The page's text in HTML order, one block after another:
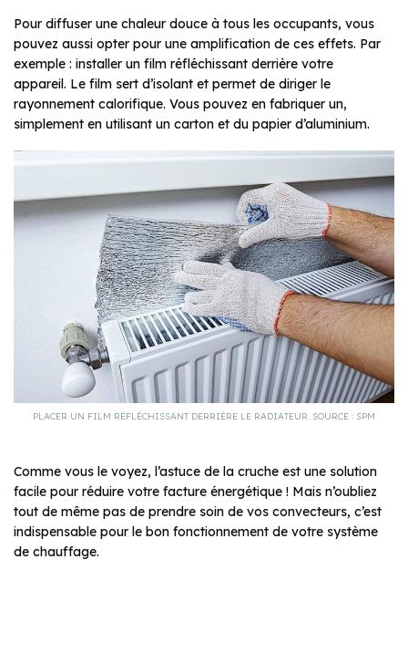
Pour diffuser une chaleur douce à tous les occupants, vous
pouvez aussi opter pour une amplification de ces effets. Par
exemple : installer un film réfléchissant derrière votre
appareil. Le film sert d’isolant et permet de diriger le
rayonnement calorifique. Vous pouvez en fabriquer un,
simplement en utilisant un carton et du papier d’aluminium.
PLACER UN FILM RÉFLÉCHISSANT DERRIÈRE LE RADIATEUR. SOURCE : SPM
Comme vous le voyez, l’astuce de la cruche est une solution
facile pour réduire votre facture énergétique ! Mais n’oubliez
tout de même pas de prendre soin de vos convecteurs, c’est
indispensable pour le bon fonctionnement de votre système
de chauffage.